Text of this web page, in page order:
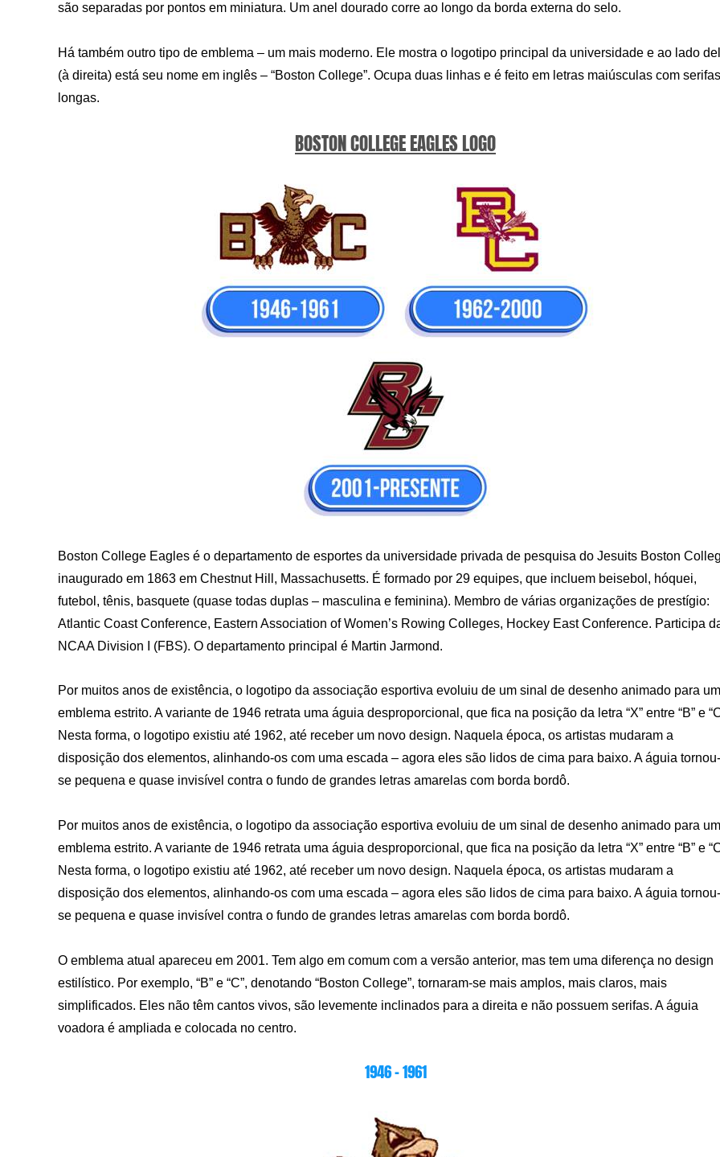
são separadas por pontos em miniatura. Um anel dourado corre ao longo da borda externa do selo.
Há também outro tipo de emblema – um mais moderno. Ele mostra o logotipo principal da universidade e ao lado
(à direita) está seu nome em inglês – “Boston College”. Ocupa duas linhas e é feito em letras maiúsculas com serifas
longas.
BOSTON COLLEGE EAGLES LOGO
Boston College Eagles é o departamento de esportes da universidade privada de pesquisa do Jesuits Boston
inaugurado em 1863 em Chestnut Hill, Massachusetts. É formado por 29 equipes, que incluem beisebol, hóquei,
futebol, tênis, basquete (quase todas duplas – masculina e feminina). Membro de várias organizações de prestígio:
Atlantic Coast Conference, Eastern Association of Women’s Rowing Colleges, Hockey East Conference. Participa
NCAA Division I (FBS). O departamento principal é Martin Jarmond.
Por muitos anos de existência, o logotipo da associação esportiva evoluiu de um sinal de desenho animado para um
emblema estrito. A variante de 1946 retrata uma águia desproporcional, que fica na posição da letra “X” entre “B” e
Nesta forma, o logotipo existiu até 1962, até receber um novo design. Naquela época, os artistas mudaram a
disposição dos elementos, alinhando-os com uma escada – agora eles são lidos de cima para baixo. A águia tornou-
se pequena e quase invisível contra o fundo de grandes letras amarelas com borda bordô.
Por muitos anos de existência, o logotipo da associação esportiva evoluiu de um sinal de desenho animado para um
emblema estrito. A variante de 1946 retrata uma águia desproporcional, que fica na posição da letra “X” entre “B” e
Nesta forma, o logotipo existiu até 1962, até receber um novo design. Naquela época, os artistas mudaram a
disposição dos elementos, alinhando-os com uma escada – agora eles são lidos de cima para baixo. A águia tornou-
se pequena e quase invisível contra o fundo de grandes letras amarelas com borda bordô.
O emblema atual apareceu em 2001. Tem algo em comum com a versão anterior, mas tem uma diferença no design
estilístico. Por exemplo, “B” e “C”, denotando “Boston College”, tornaram-se mais amplos, mais claros, mais
simplificados. Eles não têm cantos vivos, são levemente inclinados para a direita e não possuem serifas. A águia
voadora é ampliada e colocada no centro.
1946 – 1961